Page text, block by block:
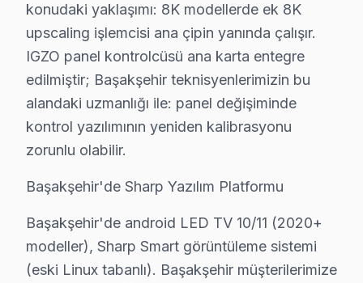
Sharp TV'nizin Ömrünü Uzatmanın Yolları –
Sharp görüntüleme sistemi ürünlerinizden uzun
TV uzun ömür için ipuçları:
• Başakşehir'de yılda 1-2 kez profesyonel bakım
• Başakşehir'de ekranı yumuşak mikrofiber bezle
• Başakşehir'de uzun süreli aynı görüntü
• Başakşehir'de Smart televizyon uygulamalarını
• Uzaktan kumanda pilleri Başakşehir'de 6 ayda bir
Başakşehir'da Sharp bakım ve önleyici servis
konudaki yaklaşımı: 8K modellerde ek 8K
upscaling işlemcisi ana çipin yanında çalışır.
IGZO panel kontrolcüsü ana karta entegre
edilmiştir; Başakşehir teknisyenlerimizin bu
alandaki uzmanlığı ile: panel değişiminde
kontrol yazılımının yeniden kalibrasyonu
zorunlu olabilir.
Başakşehir'de Sharp Yazılım Platformu
Başakşehir'de android LED TV 10/11 (2020+
modeller), Sharp Smart görüntüleme sistemi
(eski Linux tabanlı). Başakşehir müşterilerimize